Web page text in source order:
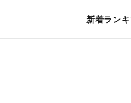
新着ラン
暮らし